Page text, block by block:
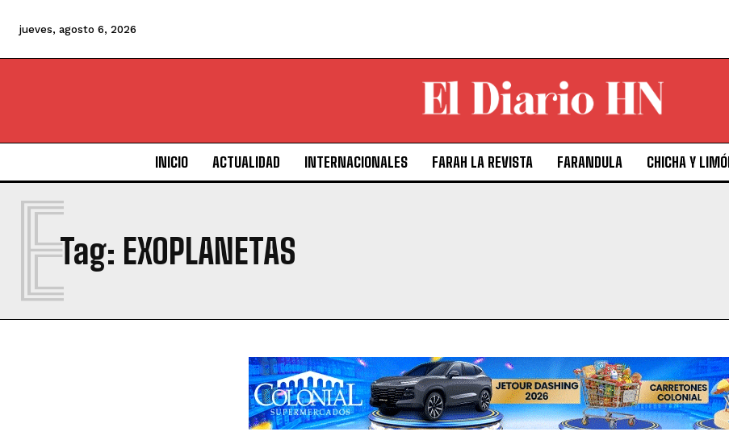
jueves, agosto 6, 2026
INICIO ACTUALIDAD INTERNACIONALES FARAH LA REVISTA FARANDULA CHICHA Y
Tag: EXOPLANETAS
E